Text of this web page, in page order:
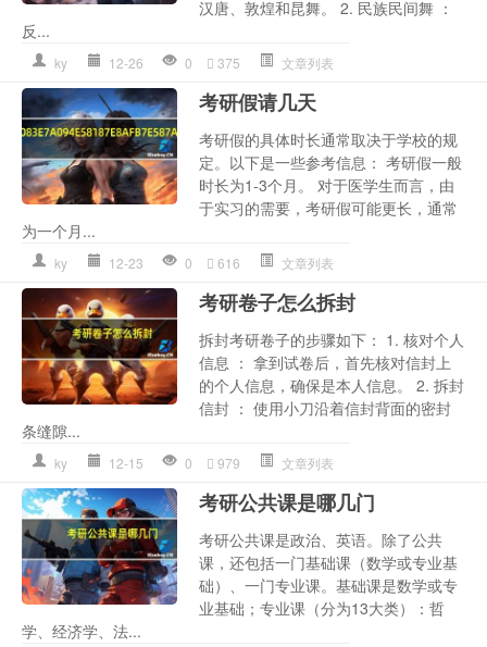
汉唐、敦煌和昆舞。 2. 民族民间舞 ：
反...
ky 12-26 0 375 文章列表
考研假请几天
考研假的具体时长通常取决于学校的规
定。以下是一些参考信息： 考研假一般
时长为1-3个月。 对于医学生而言，由
于实习的需要，考研假可能更长，通常
为一个月...
ky 12-23 0 616 文章列表
考研卷子怎么拆封
拆封考研卷子的步骤如下： 1. 核对个人
信息 ： 拿到试卷后，首先核对信封上
的个人信息，确保是本人信息。 2. 拆封
信封 ： 使用小刀沿着信封背面的密封
条缝隙...
ky 12-15 0 979 文章列表
考研公共课是哪几门
考研公共课是政治、英语。除了公共
课，还包括一门基础课（数学或专业基
础）、一门专业课。基础课是数学或专
业基础；专业课（分为13大类）：哲
学、经济学、法...